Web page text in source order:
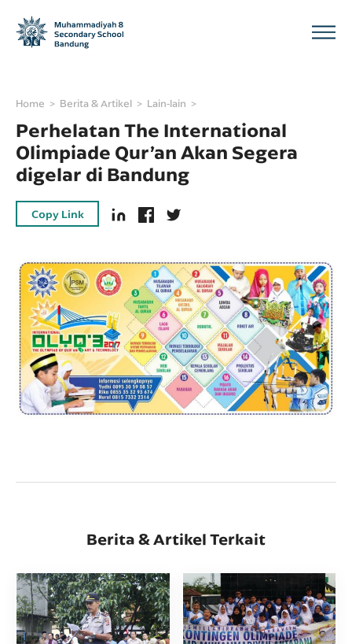
Home Berita & Artikel Lain-lain
Perhelatan The International
Olimpiade Qur’an Akan Segera
digelar di Bandung
Copy Link
Berita & Artikel Terkait